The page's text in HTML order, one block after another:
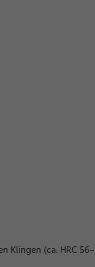
Klingen (ca. HRC